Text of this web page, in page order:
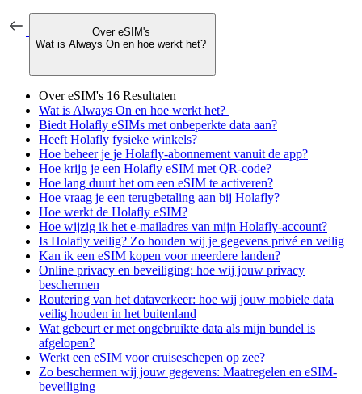
Over eSIM's
Wat is Always On en hoe werkt het?
Over eSIM's 16 Resultaten
Wat is Always On en hoe werkt het?
Biedt Holafly eSIMs met onbeperkte data aan?
Heeft Holafly fysieke winkels?
Hoe beheer je je Holafly-abonnement vanuit de app?
Hoe krijg je een Holafly eSIM met QR-code?
Hoe lang duurt het om een eSIM te activeren?
Hoe vraag je een terugbetaling aan bij Holafly?
Hoe werkt de Holafly eSIM?
Hoe wijzig ik het e-mailadres van mijn Holafly-account?
Is Holafly veilig? Zo houden wij je gegevens privé en veilig
Kan ik een eSIM kopen voor meerdere landen?
Online privacy en beveiliging: hoe wij jouw privacy
beschermen
Routering van het dataverkeer: hoe wij jouw mobiele data
veilig houden in het buitenland
Wat gebeurt er met ongebruikte data als mijn bundel is
afgelopen?
Werkt een eSIM voor cruiseschepen op zee?
Zo beschermen wij jouw gegevens: Maatregelen en eSIM-
beveiliging